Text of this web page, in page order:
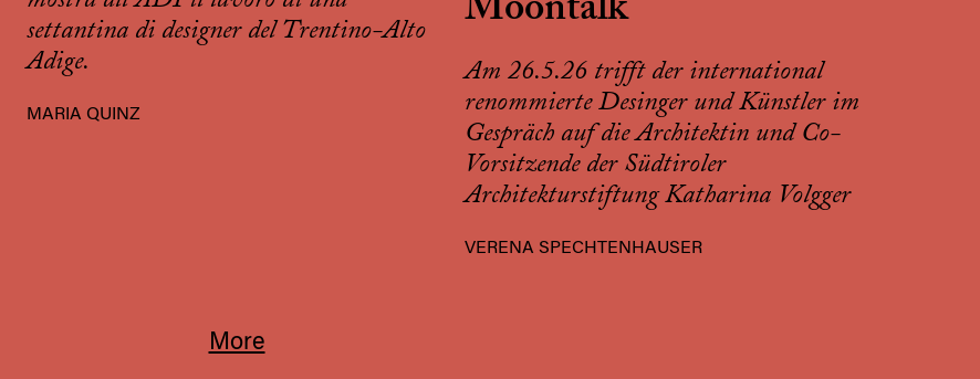
settantina di designer del Trentino-Alto
Adige.
MARIA QUINZ
Moontalk
Am 26.5.26 trifft der international
renommierte Desinger und Künstler im
Gespräch auf die Architektin und Co-
Vorsitzende der Südtiroler
Architekturstiftung Katharina Volgger
VERENA SPECHTENHAUSER
More